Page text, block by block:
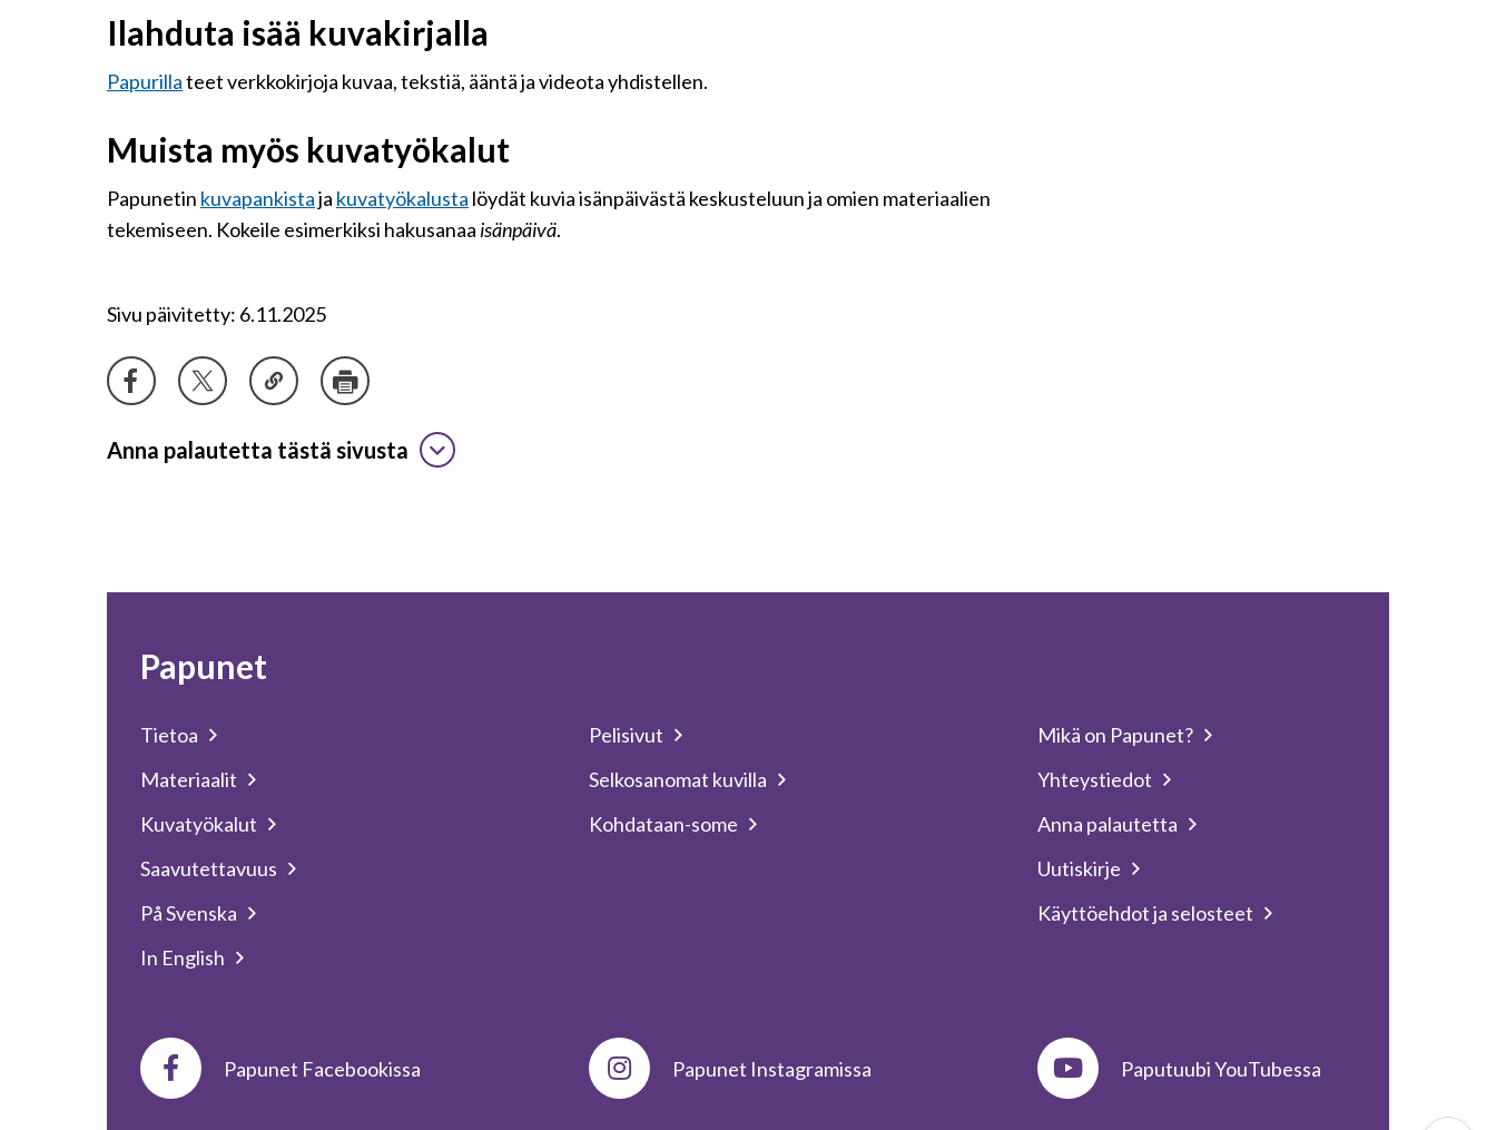
Ilahduta isää kuvakirjalla
Papurillateet verkkokirjoja kuvaa, tekstiä, ääntä ja videota yhdistellen.
Muista myös kuvatyökalut
Papunetin kuvapankistaja kuvatyökalusta löydät kuvia isänpäivästä keskusteluun ja omien materiaalien
tekemiseen. Kokeile esimerkiksi hakusanaa isänpäivä.
Sivu päivitetty: 6.11.2025
Anna palautetta tästä sivusta
Papunet
Tietoa
Materiaalit
Kuvatyökalut
Saavutettavuus
På Svenska
In English
Pelisivut
Selkosanomat kuvilla
Kohdataan-some
Mikä on Papunet?
Yhteystiedot
Anna palautetta
Uutiskirje
Käyttöehdot ja selosteet
Papunet Facebookissa Papunet Instagramissa Paputuubi YouTubessa